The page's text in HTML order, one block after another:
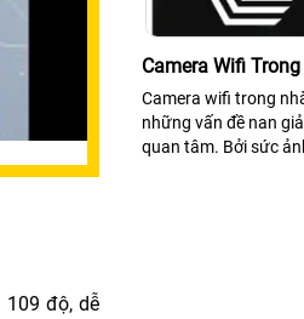
109 độ, dễ
Camera Wifi
Camera wifi trong
những vấn đề nan
quan tâm. Bởi sức ảnh hưởng của camera wifi quá